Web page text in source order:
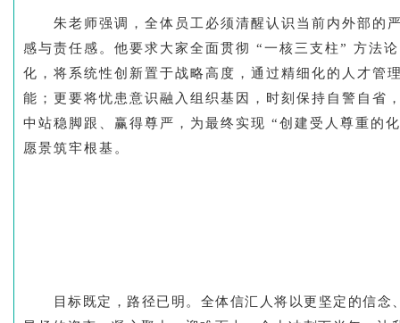
朱老师强调，全体员工必须清醒认识当前内外部的
感与责任感。他要求大家全面贯彻 “一核三支柱” 方法
化，将系统性创新置于战略高度，通过精细化的人才管
能；更要将忧患意识融入组织基因，时刻保持自警自省
中站稳脚跟、赢得尊严，为最终实现 “创建受人尊重的
愿景筑牢根基。
目标既定，路径已明。全体信汇人将以更坚定的信念